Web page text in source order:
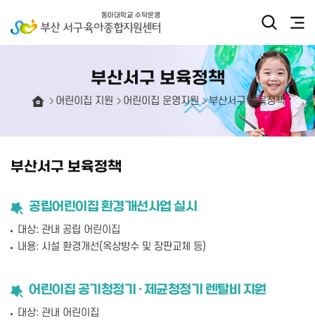
부산서구 보육정책
어린이집 지원 어린이집 운영지원 부산서구 보육정책
부산서구 보육정책
공립어린이집 환경개선사업 실시
대상: 관내 공립 어린이집
내용: 시설 환경개선(옥상방수 및 장판교체 등)
어린이집 공기청정기 · 제균청정기 렌탈비 지원
대상: 관내 어린이집